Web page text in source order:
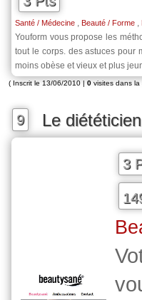
Santé / Médecine , Beauté / Forme ,
Youform vous propose les
tout le corps. des astuces pour
moins obèse et vieux et plus
( Inscrit le 13/06/2010 | 0 visites dans la
9 Le
3